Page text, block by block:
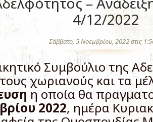
4/12/2022
Σάββατο, 5 Νοεμβρίου, 2022 στις
Συμβούλιο της
χωριανούς και τα
η οποία θα
2022, ημέρα